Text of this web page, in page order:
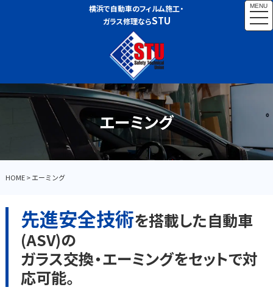
横浜で自動車のフィルム施工・
ガラス修理ならSTU
MENU
エーミング
HOME>エーミング
先進安全技術を搭載した自動車
(ASV)の
ガラス交換・エーミングをセットで対
応可能。